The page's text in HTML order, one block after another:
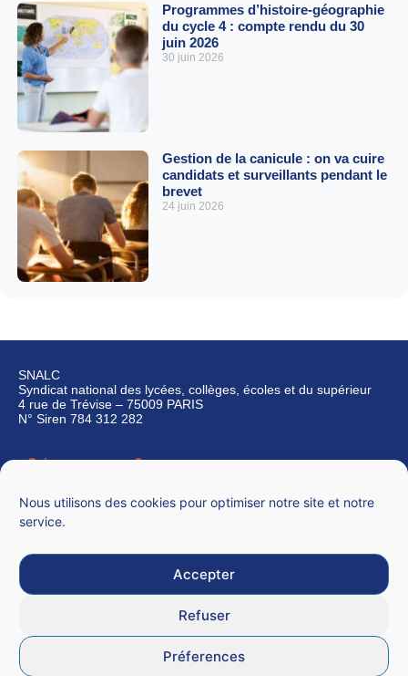
Nous utilisons des cookies pour optimiser notre site et notre
service.
Accepter
Refuser
Préferences
Programmes d’histoire-géographie
du cycle 4 : compte rendu du 30
juin 2026
30 juin 2026
Gestion de la canicule : on va cuire
candidats et surveillants pendant le
brevet
24 juin 2026
SNALC
Syndicat national des lycées, collèges, écoles et du supérieur
4 rue de Trévise – 75009 PARIS
N° Siren 784 312 282
Qui sommes-nous ?
CGU